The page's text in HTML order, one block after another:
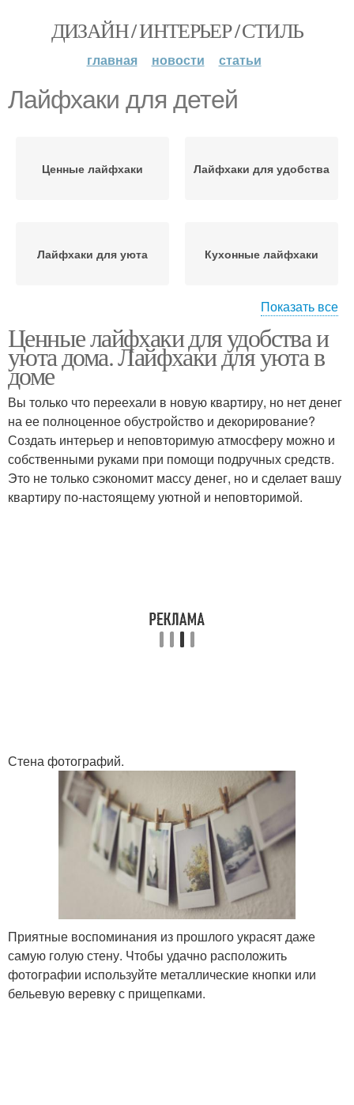
ДИЗАЙН / ИНТЕРЬЕР / СТИЛЬ
главная новости статьи
Лайфхаки для детей
Ценные лайфхаки Лайфхаки для удобства
Лайфхаки для уюта Кухонные лайфхаки
Лайфхаки для
родителей
Лайфхаки для жизни
Показать все
Ценные лайфхаки для удобства и
уюта дома. Лайфхаки для уюта в
доме
Вы только что переехали в новую квартиру, но нет денег
на ее полноценное обустройство и декорирование?
Создать интерьер и неповторимую атмосферу можно и
собственными руками при помощи подручных средств.
Это не только сэкономит массу денег, но и сделает вашу
квартиру по-настоящему уютной и неповторимой.
Стена фотографий.
Приятные воспоминания из прошлого украсят даже
самую голую стену. Чтобы удачно расположить
фотографии используйте металлические кнопки или
бельевую веревку с прищепками.